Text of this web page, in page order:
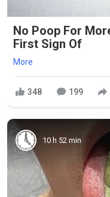
No Poop For
First Sign Of
More
348 199
10 h 52 min